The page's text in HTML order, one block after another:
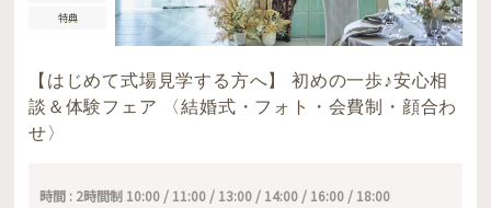
特典
【はじめて式場見学する方へ】 初めの一歩♪安心相
談＆体験フェア 〈結婚式・フォト・会費制・顔合わ
せ〉
時間 : 2時間制 10:00 / 11:00 / 13:00 / 14:00 / 16:00 / 18:00